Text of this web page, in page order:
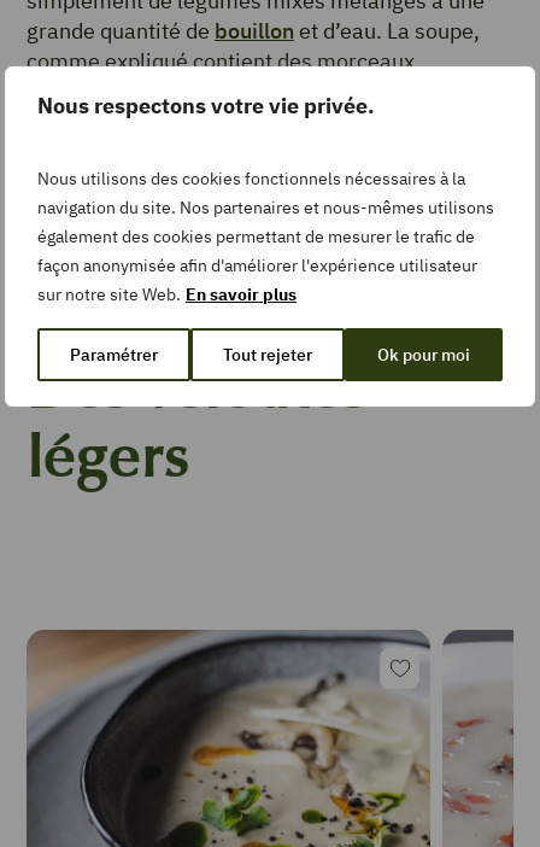
Nous respectons votre vie privée.
Nous utilisons des cookies fonctionnels nécessaires à la
navigation du site. Nos partenaires et nous-mêmes utilisons
également des cookies permettant de mesurer le trafic de
façon anonymisée afin d'améliorer l'expérience utilisateur
sur notre site Web. En savoir plus
Paramétrer Tout rejeter Ok pour moi
grande quantité de bouillon et d’eau. La soupe,
comme expliqué contient des morceaux.
Lisse, onctueux et nourrissant, le velouté – le vrai
– se cuisine avec du beurre pendant 3 à 5
minutes. Hors du feu, il faudra compléter la
préparation avec un mélange de crème liquide et
de jaune d’œuf mixé.
Des veloutés
légers